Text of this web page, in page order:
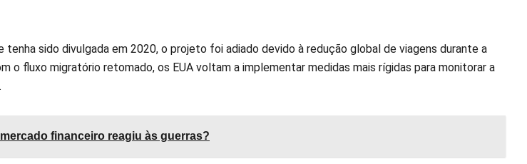
tenha sido divulgada em 2020, o projeto foi adiado devido à redução global de viagens durante a
o fluxo migratório retomado, os EUA voltam a implementar medidas mais rígidas para monitorar a
financeiro reagiu às guerras?